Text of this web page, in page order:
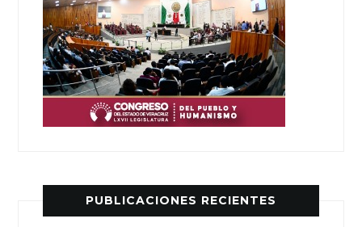
PUBLICACIONES RECIENTES